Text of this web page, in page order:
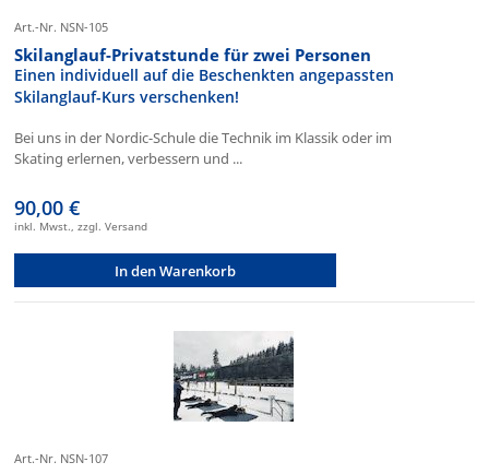
Art.-Nr. NSN-105
Skilanglauf-Privatstunde für zwei Personen
Einen individuell auf die Beschenkten angepassten
Skilanglauf-Kurs verschenken!
Bei uns in der Nordic-Schule die Technik im Klassik oder im
Skating erlernen, verbessern und ...
90,00 €
inkl. Mwst., zzgl. Versand
In den Warenkorb
Art.-Nr. NSN-107